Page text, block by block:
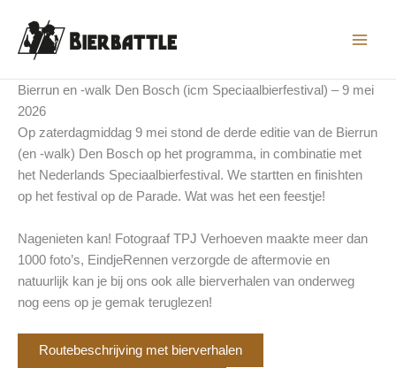
naar
Bierrun en -walk Den Bosch (icm Speciaalbierfestival) – 9 mei
2026
Op zaterdagmiddag 9 mei stond de derde editie van de Bierrun
(en -walk) Den Bosch op het programma, in combinatie met
het Nederlands Speciaalbierfestival. We startten en finishten
op het festival op de Parade. Wat was het een feestje!
Nagenieten kan! Fotograaf TPJ Verhoeven maakte meer dan
1000 foto’s, EindjeRennen verzorgde de aftermovie en
natuurlijk kan je bij ons ook alle bierverhalen van onderweg
nog eens op je gemak teruglezen!
Routebeschrijving met bierverhalen